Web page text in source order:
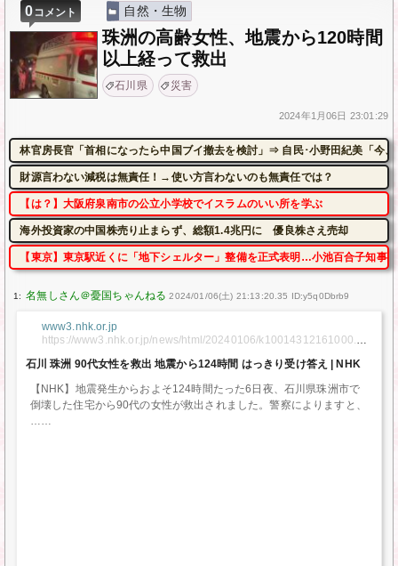
0コメント 自然・生物
珠洲の高齢女性、地震から120時間
以上経って救出
石川県 災害
2024年1月06日 23:01:29
林官房長官「首相になったら中国ブイ撤去を検討」⇒ 自民･小野田紀美「今
財源言わない減税は無責任！→使い方言わないのも無責任では？
【は？】大阪府泉南市の公立小学校でイスラムのいい所を学ぶ
海外投資家の中国株売り止まらず、総額1.4兆円に 優良株さえ売却
【東京】東京駅近くに「地下シェルター」整備を正式表明…小池百合子知事
1: 2024/01/06(土) 21:13:20.35 ID:y5q0Dbrb9
www3.nhk.or.jp
https://www3.nhk.or.jp/news/html/20240106/k10014312161000.ht
石川 珠洲 90代女性を救出 地震から124時間 はっきり受け答え | NHK
【NHK】地震発生からおよそ124時間たった6日夜、石川県珠洲市で
倒壊した住宅から90代の女性が救出されました。警察によりますと、
…